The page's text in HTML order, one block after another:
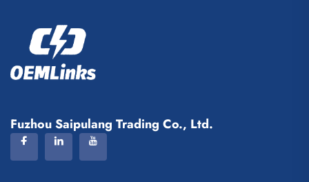
Fuzhou Saipulang Trading Co., Ltd.